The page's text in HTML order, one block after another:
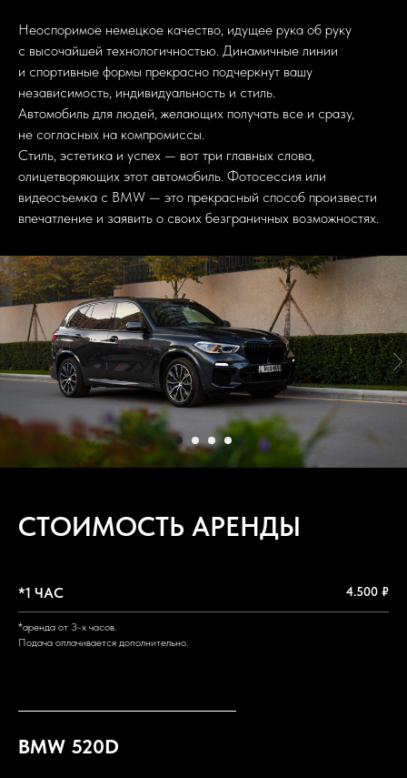
Неоспоримое немецкое качество, идущее рука об руку
с высочайшей технологичностью. Динамичные линии
и спортивные формы прекрасно подчеркнут вашу
независимость, индивидуальность и стиль.
Автомобиль для людей, желающих получать все и сразу,
не согласных на компромиссы.
Стиль, эстетика и успех — вот три главных слова,
олицетворяющих этот автомобиль. Фотосессия или
видеосъемка с BMW — это прекрасный способ произвести
впечатление и заявить о своих безграничных возможностях.
СТОИМОСТЬ АРЕНДЫ
*1 ЧАС 4.500 ₽
*аренда от 3-х часов.
Подача оплачивается дополнительно.
BMW 520D